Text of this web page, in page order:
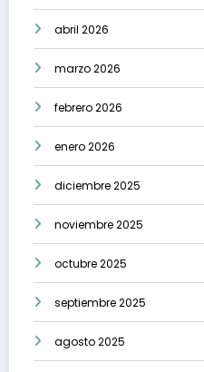
abril 2026
marzo 2026
febrero 2026
enero 2026
diciembre 2025
noviembre 2025
octubre 2025
septiembre 2025
agosto 2025